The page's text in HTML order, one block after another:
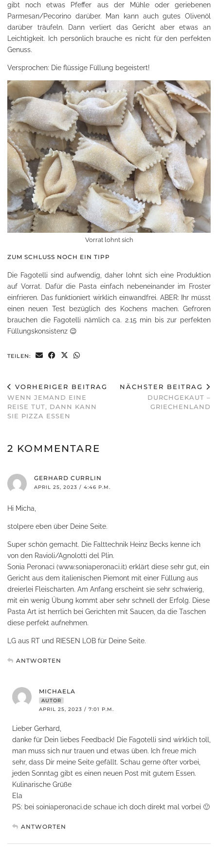
gibt noch etwas Pfeffer aus der Mühle oder geriebenen
Parmesan/Pecorino darüber. Man kann auch gutes Olivenöl
darüber träufeln. Dann verliert das Gericht aber etwas an
Leichtigkeit. Ich persönlich brauche es nicht für den perfekten
Genuss.
Versprochen: Die flüssige Füllung begeistert!
Vorrat lohnt sich
ZUM SCHLUSS NOCH EIN TIPP
Die Fagotelli sind aufwendig, daher lohnt sich eine Produktion
auf Vorrat. Dafür die Pasta einfach nebeneinander im Froster
einfrieren. Das funktioniert wirklich einwandfrei. ABER: Ihr müsst
einen neuen Test bezüglich des Kochens machen. Gefroren
brauchen die Fagotelli nämlich ca. 2.15 min bis zur perfekten
Füllungskonsistenz 😉
TEILEN:
VORHERIGER BEITRAG
WENN JEMAND EINE
REISE TUT, DANN KANN
SIE PIZZA ESSEN
NÄCHSTER BEITRAG
DURCHGEKAUT –
GRIECHENLAND
2 KOMMENTARE
GERHARD CURRLIN
APRIL 25, 2023 / 4:46 P.M.
Hi Micha,
stolpere eben über Deine Seite.
Super schön gemacht. Die Falttechnik Heinz Becks kenne ich
von den Ravioli/Agnolotti del Plin.
Sonia Peronaci (www.soniaperonaci.it) erklärt diese sehr gut, ein
Gericht aus dem italienischen Piemont mit einer Füllung aus
dreierlei Fleischarten. Am Anfang erscheint sie sehr schwierig,
mit ein wenig Übung kommt aber sehr schnell der Erfolg. Diese
Pasta Art ist herrlich bei Gerichten mit Saucen, da die Taschen
diese perfekt aufnehmen.
LG aus RT und RIESEN LOB für Deine Seite.
ANTWORTEN
MICHAELA
AUTOR
APRIL 25, 2023 / 7:01 P.M.
Lieber Gerhard,
danke für Dein liebes Feedback! Die Fagotelli sind wirklich toll,
man muss sich nur trauen und etwas üben. Ich freue mich
sehr, dass Dir meine Seite gefällt. Schau gerne öfter vorbei,
jeden Sonntag gibt es einen neuen Post mit gutem Essen.
Kulinarische Grüße
Ela
PS: bei soiniaperonaci.de schaue ich doch direkt mal vorbei 🙂
ANTWORTEN